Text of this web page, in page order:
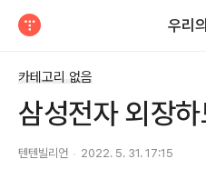
우리
카테고리 없음
삼성전자 외장
텐텐빌리언 2022. 5. 31. 17:15